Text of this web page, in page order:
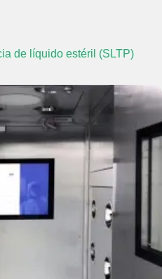
de líquido estéril (SLTP)